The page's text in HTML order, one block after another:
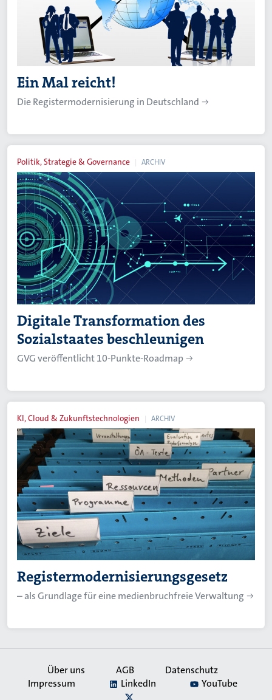
Ein Mal reicht!
Die Registermodernisierung in Deutschland
Politik, Strategie & Governance ARCHIV
Digitale Transformation des
Sozialstaates beschleunigen
GVG veröffentlicht 10-Punkte-Roadmap
KI, Cloud & Zukunftstechnologien ARCHIV
Registermodernisierungsgesetz
– als Grundlage für eine medienbruchfreie Verwaltung
Secondary
Über uns AGB
Datenschutz
Impressum
LinkedIn
YouTube